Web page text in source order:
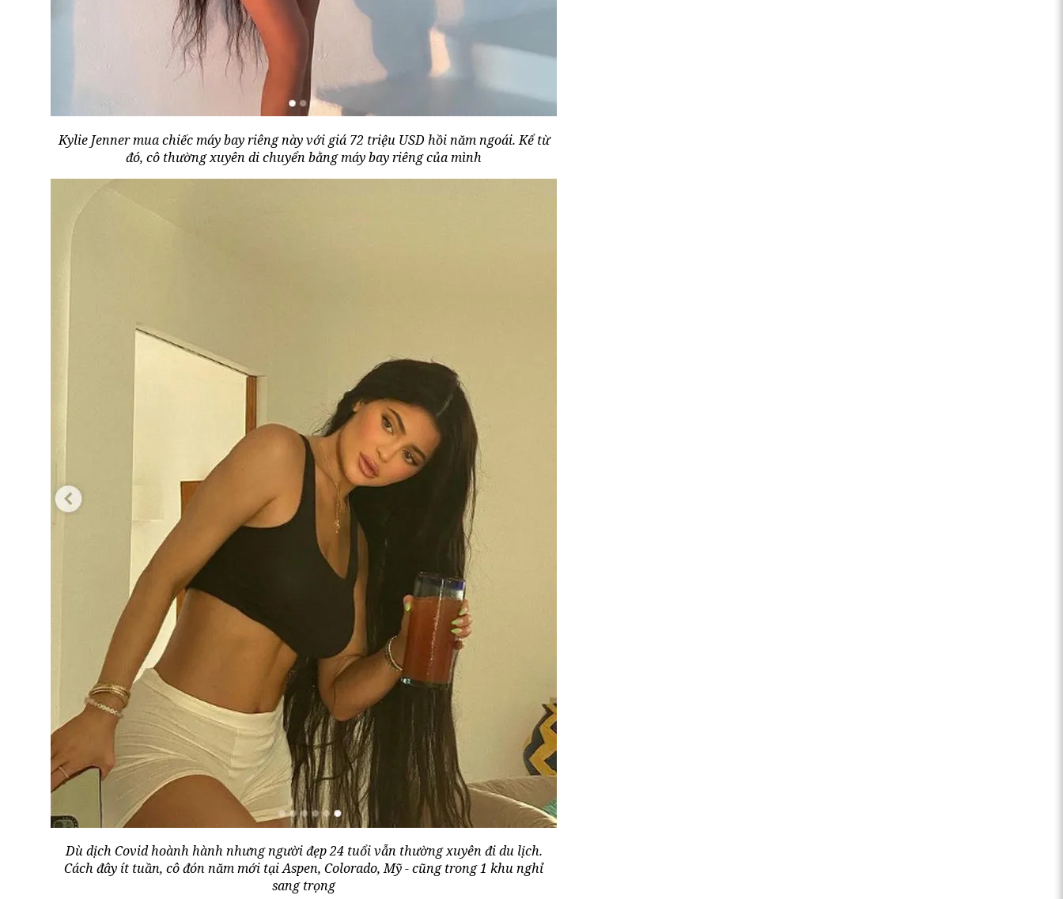
Kylie Jenner mua chiếc máy bay riêng này với giá 72 triệu USD hồi năm ngoái. Kể từ
đó, cô thường xuyên di chuyển bằng máy bay riêng của mình
Dù dịch Covid hoành hành nhưng người đẹp 24 tuổi vẫn thường xuyên đi du lịch.
Cách đây ít tuần, cô đón năm mới tại Aspen, Colorado, Mỹ - cũng trong 1 khu nghỉ
sang trọng